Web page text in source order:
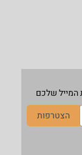
המייל שלכם
הצטרפות